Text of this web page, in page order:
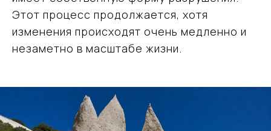
Этот процесс продолжается, хотя
изменения происходят очень медленно и
незаметно в масштабе жизни.